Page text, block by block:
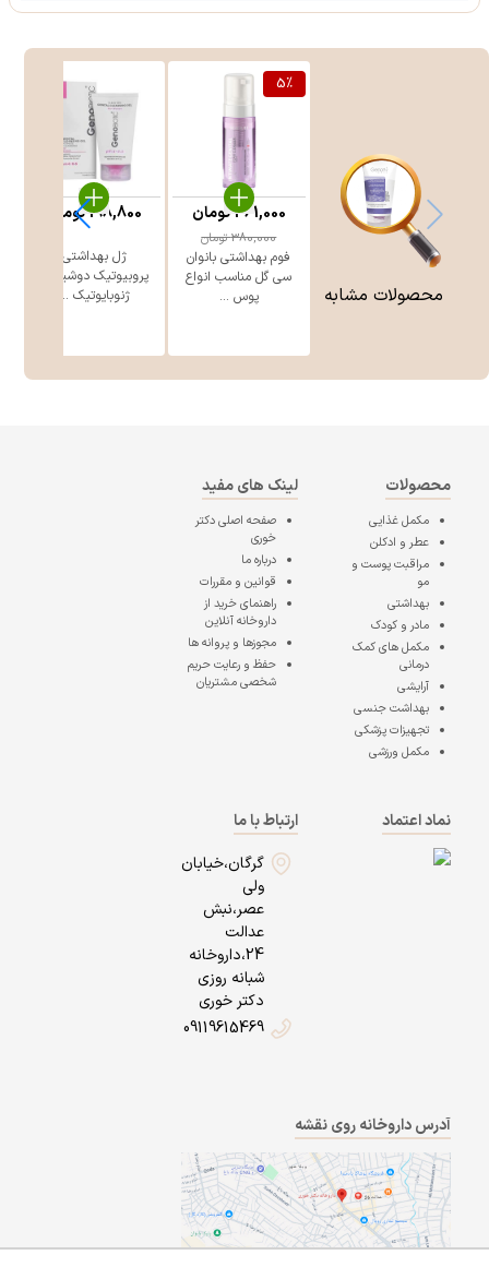
محصولات مشابه
5%
فوم بهداشتی بانوان
سی گل مناسب انواع
پوس ...
380,000تومان
361,000تومان
ژل بهداشتی
پروبیوتیک دوشیزگان
ژنوبایوتیک ...
198,800تومان
محصولات
مکمل غذایی
عطر و ادکلن
مراقبت پوست و
مو
بهداشتی
مادر و کودک
مکمل های کمک
درمانی
آرایشی
بهداشت جنسی
تجهیزات پزشکی
مکمل ورزشی
لینک های مفید
صفحه اصلیدکتر
خوری
درباره ما
قوانین و مقررات
راهنمای خرید از
داروخانه آنلاین
مجوزها و پروانه ها
حفظ و رعایت حریم
شخصی مشتریان
نماد اعتماد
ارتباط با ما
گرگان،خیابان
ولی
عصر،نبش
عدالت
24،داروخانه
شبانه روزی
دکتر خوری
09119615469
آدرس داروخانه روی نقشه